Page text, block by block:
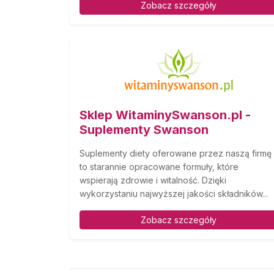
Zobacz szczegóły
Sklep WitaminySwanson.pl -
Suplementy Swanson
Suplementy diety oferowane przez naszą firmę
to starannie opracowane formuły, które
wspierają zdrowie i witalność. Dzięki
wykorzystaniu najwyższej jakości składników...
Zobacz szczegóły